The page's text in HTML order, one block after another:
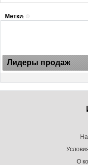
Метки:
Лидеры продаж
О